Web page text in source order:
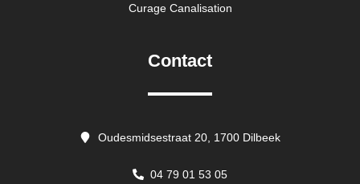
Curage Canalisation
Contact
Oudesmidsestraat 20, 1700 Dilbeek
04 79 01 53 05